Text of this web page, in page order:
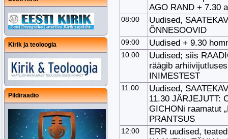
Kirik ja teoloogia
Pildiraadio
AGO RAND + 7.30
08:00
Uudised,
ÕNNESOOVID
09:00 Uudised + 9.30
10:00
Uudised; siis
räägib
INIMESTEST
11:00
Uudised,
11.30 JÄRJEJUTT:
GICHONi raamatut
PRANTSUS
12:00
ERR uudised,